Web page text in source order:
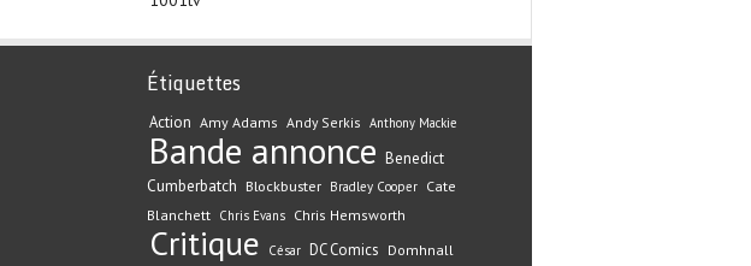
Étiquettes
Action Amy Adams Andy Serkis Anthony Mackie
Bande annonce Benedict
Cumberbatch Blockbuster Bradley Cooper Cate
Blanchett Chris Evans Chris Hemsworth
Critique César DC Comics Domhnall